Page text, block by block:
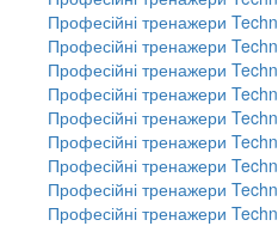
Професійні тренажери
Професійні тренажери
Професійні тренажери
Професійні тренажери
Професійні тренажери
Професійні тренажери
Професійні тренажери
Професійні тренажери
Професійні тренажери